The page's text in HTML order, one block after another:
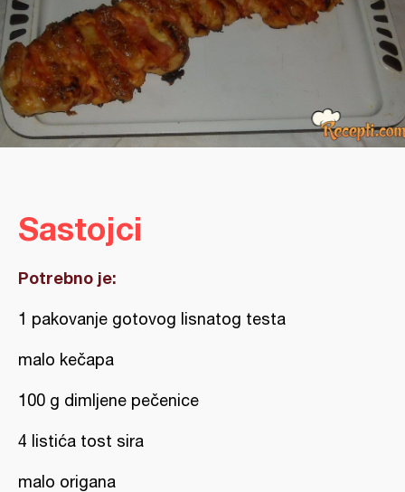
Sastojci
Potrebno je:
1 pakovanje gotovog lisnatog testa
malo kečapa
100 g dimljene pečenice
4 listića tost sira
malo origana